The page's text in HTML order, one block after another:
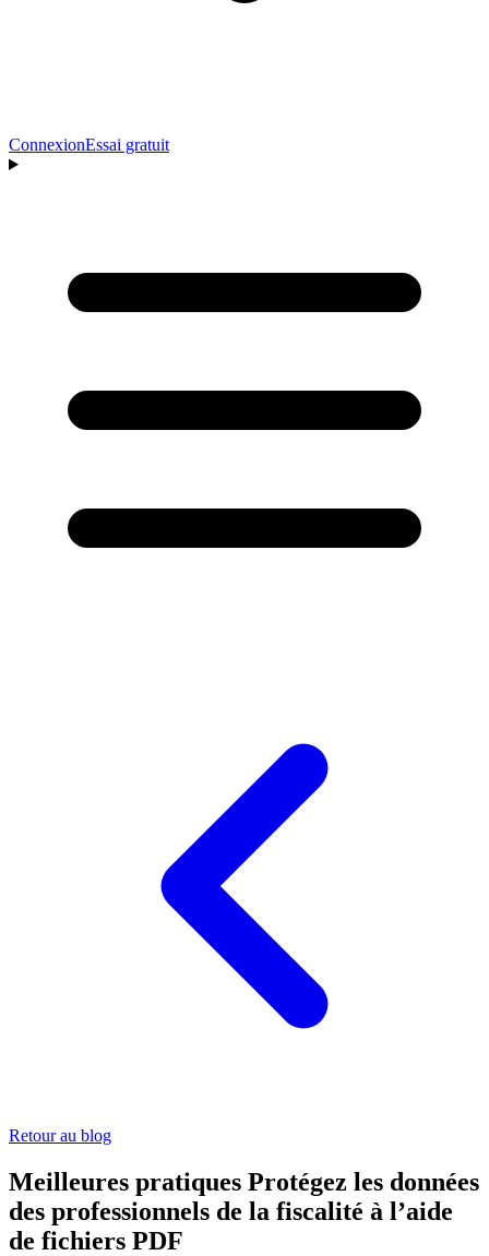
ConnexionEssai gratuit
Retour au blog
Meilleures pratiques Protégez les données
des professionnels de la fiscalité à l’aide
de fichiers PDF